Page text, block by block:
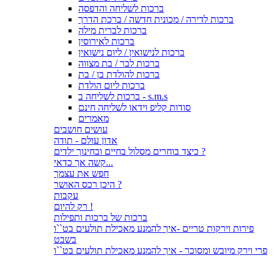
ברכות לשליחה והדפסה
ברכות לדירה / מכונית חדשה / ברכת הדרך
ברכות לברית מילה
ברכות לאירוסין
ברכות לנישואין / ליום נישואין
ברכות לבר / בת מצווה
ברכות להולדת בן / בת
ברכות ליום הולדת
ברכות לשליחה ב - s.m.s
סודות קליפ וידאו לשליחה חינם
מאמרים
עושים חושבים
אדון עולם - תודה
כיצד בוחרים מסלול בחיים ובחינוך ילדים ?
קשה אך כדאי...
חפש את עצמך
היכן רכס האושר ?
עקבות
רק להיום !
ברכות של ברכות ותפילות
פירות וירקות טריים -איך להמנע מאכילת תולעים בט``ו
בשבט
פרי וירק מיובש ומסוכר - איך להמנע מאכילת תולעים בט``ו